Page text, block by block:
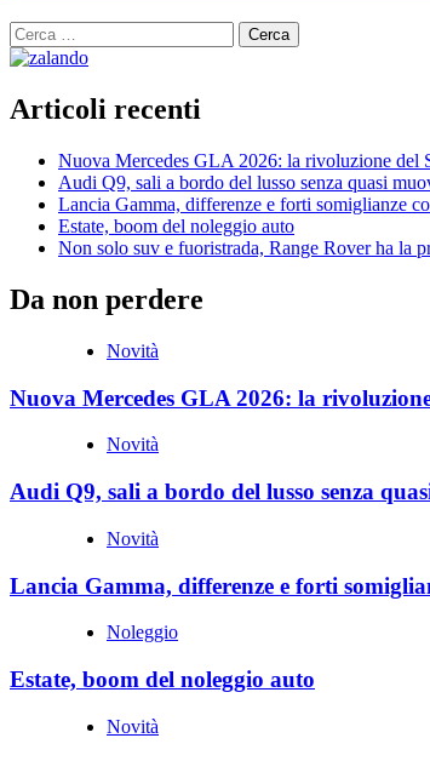
Ricerca
per:
Articoli recenti
Nuova Mercedes GLA 2026: la rivoluzione del
Audi Q9, sali a bordo del lusso senza quasi
Lancia Gamma, differenze e forti somiglianze
Estate, boom del noleggio auto
Non solo suv e fuoristrada, Range Rover ha la
Da non perdere
Novità
Nuova Mercedes GLA 2026: la
Novità
Audi Q9, sali a bordo del lusso senza
Novità
Lancia Gamma, differenze e forti
Noleggio
Estate, boom del noleggio auto
Novità